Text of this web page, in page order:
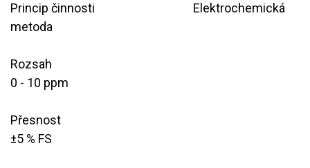
​Princip činnosti
​Elektrochemická
metoda
Rozsah
​0 - 10 ppm
Přesnost
​±5 % FS